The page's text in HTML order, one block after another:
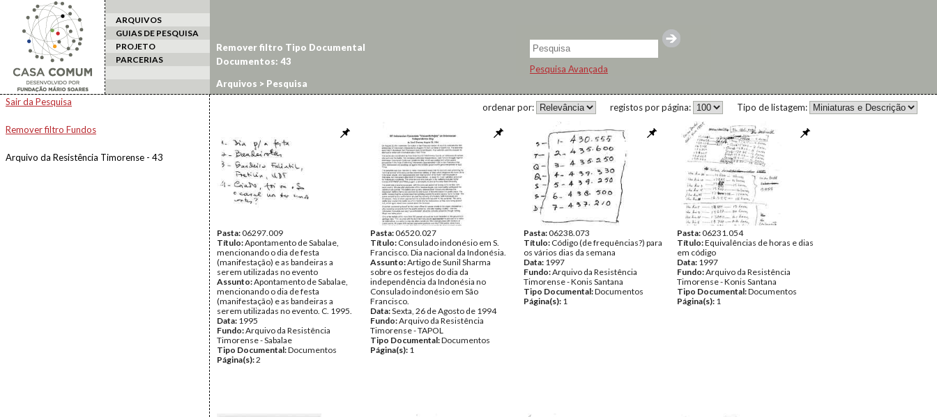
ARQUIVOS
GUIAS DE PESQUISA
PROJETO
PARCERIAS
Pesquisa Avançada
Arquivos > Pesquisa
Sair da Pesquisa
Remover filtro Fundos
Arquivo da Resistência Timorense - 43
Remover filtro Tipo Documental
Documentos: 43
Tipo de listagem:
registos por página:
ordenar por:
Pasta:06297.009
Título:Apontamento de Sabalae,
mencionando o dia de festa
(manifestação) e as bandeiras a
serem utilizadas no evento
Assunto:Apontamento de Sabalae,
mencionando o dia de festa
(manifestação) e as bandeiras a
serem utilizadas no evento. C. 1995.
Data: 1995
Fundo:Arquivo da Resistência
Timorense - Sabalae
Tipo Documental:Documentos
Página(s):2
Pasta:06520.027
Título: Consulado indonésio em S.
Francisco. Dia nacional da Indonésia.
Assunto:Artigo de Sunil Sharma
sobre os festejos do dia da
independência da Indonésia no
Consulado indonésio em São
Francisco.
Data:Sexta, 26 de Agosto de 1994
Fundo:Arquivo da Resistência
Timorense - TAPOL
Tipo Documental:Documentos
Página(s): 1
Pasta:06238.073
Título: Código (de frequências?) para
os vários dias da semana
Data: 1997
Fundo:Arquivo da Resistência
Timorense - Konis Santana
Tipo Documental:Documentos
Página(s): 1
Pasta:06231.054
Título:Equivalências de horas e dias
em código
Data: 1997
Fundo:Arquivo da Resistência
Timorense - Konis Santana
Tipo Documental:Documentos
Página(s): 1